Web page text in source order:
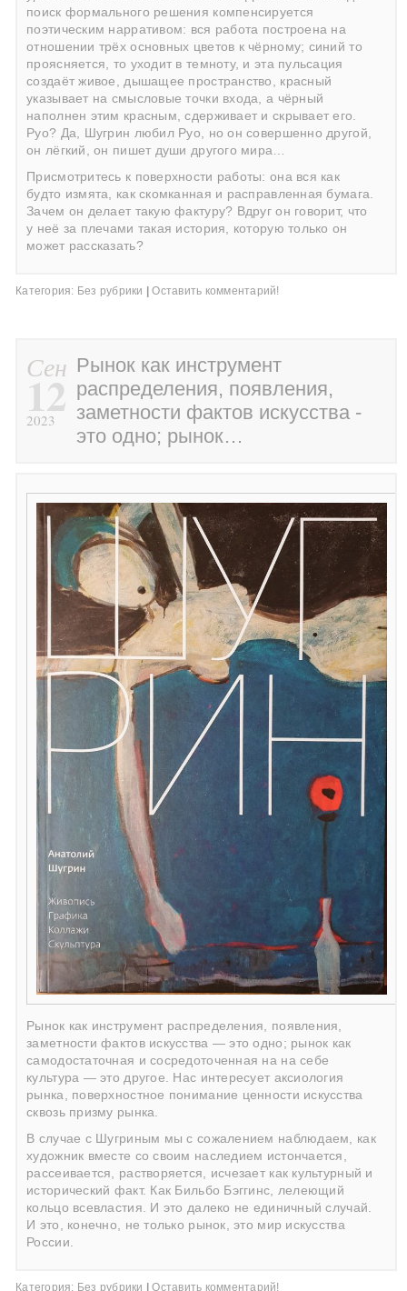
поиск формального решения компенсируется
поэтическим нарративом: вся работа построена на
отношении трёх основных цветов к чёрному; синий то
проясняется, то уходит в темноту, и эта пульсация
создаёт живое, дышащее пространство, красный
указывает на смысловые точки входа, а чёрный
наполнен этим красным, сдерживает и скрывает его.
Руо? Да, Шугрин любил Руо, но он совершенно другой,
он лёгкий, он пишет души другого мира…
Присмотритесь к поверхности работы: она вся как
будто измята, как скомканная и расправленная бумага.
Зачем он делает такую фактуру? Вдруг он говорит, что
у неё за плечами такая история, которую только он
может рассказать?
Категория: Без рубрики Оставить комментарий!
Сен
12
2023
Рынок как инструмент
распределения, появления,
заметности фактов искусства -
это одно; рынок…
Рынок как инструмент распределения, появления,
заметности фактов искусства — это одно; рынок как
самодостаточная и сосредоточенная на на себе
культура — это другое. Нас интересует аксиология
рынка, поверхностное понимание ценности искусства
сквозь призму рынка.
В случае с Шугриным мы с сожалением наблюдаем, как
художник вместе со своим наследием истончается,
рассеивается, растворяется, исчезает как культурный и
исторический факт. Как Бильбо Бэггинс, лелеющий
кольцо всевластия. И это далеко не единичный случай.
И это, конечно, не только рынок, это мир искусства
России.
Категория: Без рубрики | Оставить комментарий!